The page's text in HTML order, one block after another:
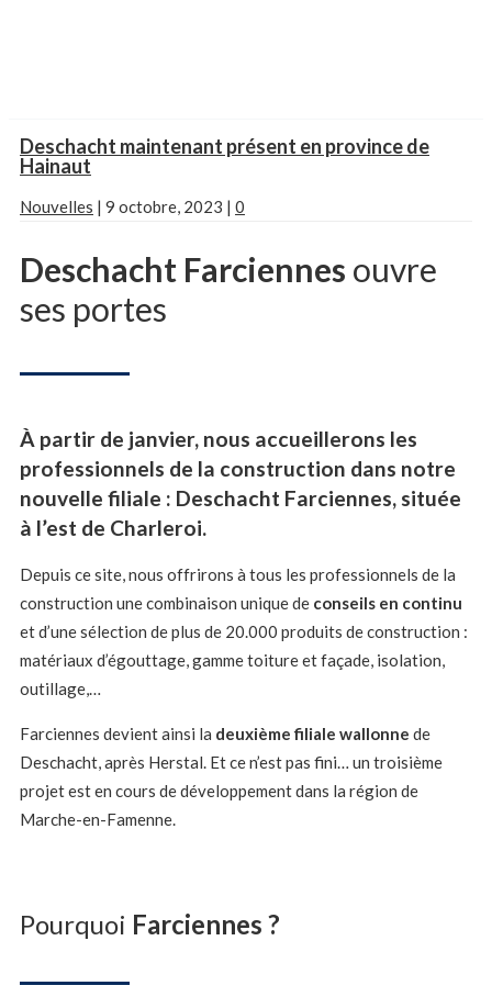
Deschacht maintenant présent en province de
Hainaut
Nouvelles | 9 octobre, 2023 | 0
Deschacht Farciennes ouvre
ses portes
À partir de janvier, nous accueillerons les
professionnels de la construction dans notre
nouvelle filiale : Deschacht Farciennes, située
à l’est de Charleroi.
Depuis ce site, nous offrirons à tous les professionnels de la
construction une combinaison unique de conseils en continu
et d’une sélection de plus de 20.000 produits de construction :
matériaux d’égouttage, gamme toiture et façade, isolation,
outillage,…
Farciennes devient ainsi la deuxième filiale wallonne de
Deschacht, après Herstal. Et ce n’est pas fini… un troisième
projet est en cours de développement dans la région de
Marche-en-Famenne.
Pourquoi Farciennes ?